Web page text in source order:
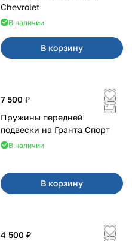
Chevrolet
В наличии
В корзину
7 500 ₽
Пружины передней
подвески на Гранта Спорт
В наличии
В корзину
4 500 ₽